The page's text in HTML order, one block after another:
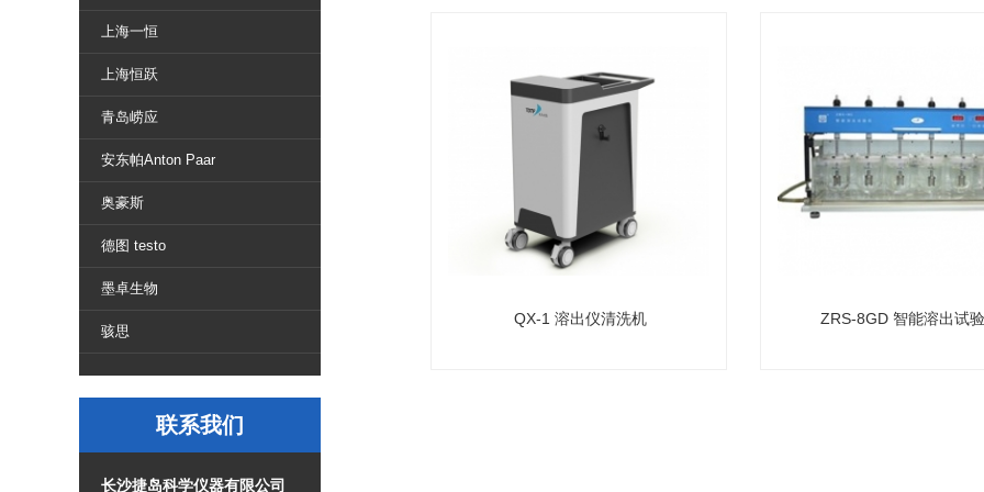
QX-1 溶出仪清洗机 ZRS-8GD 智能溶出试
上海一恒
上海恒跃
青岛崂应
安东帕Anton Paar
奥豪斯
德图 testo
墨卓生物
骇思
联系我们
长沙捷岛科学仪器有限公司